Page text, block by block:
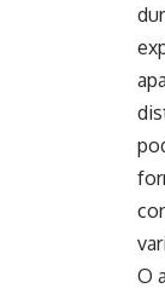
O